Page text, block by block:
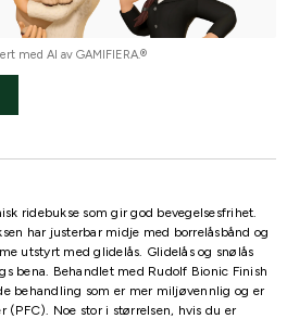
med AI av GAMIFIERA.®
ridebukse som gir god bevegelsesfrihet.
har justerbar midje med borrelåsbånd og
utstyrt med glidelås. Glidelås og snølås
bena. Behandlet med Rudolf Bionic Finish
behandling som er mer miljøvennlig og er
(PFC). Noe stor i størrelsen, hvis du er